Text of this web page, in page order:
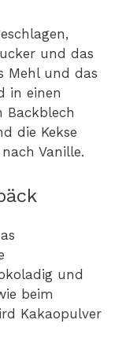
und das
Mehl und das
in einen
die Kekse
Vanille.
und
beim
Kakaopulver